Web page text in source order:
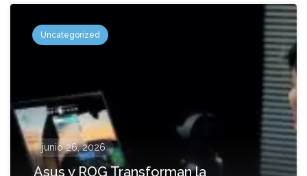
Uncategorized
junio 26, 2026
Asus y ROG Transforman la